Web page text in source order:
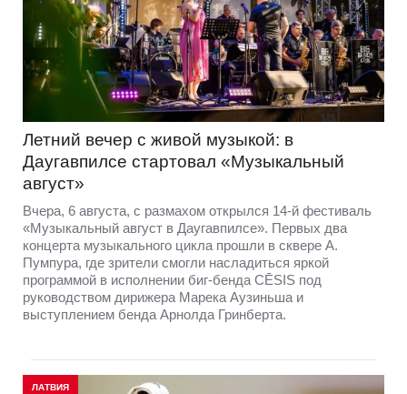
Летний вечер с живой музыкой: в
Даугавпилсе стартовал «Музыкальный
август»
Вчера, 6 августа, с размахом открылся 14-й фестиваль
«Музыкальный август в Даугавпилсе». Первых два
концерта музыкального цикла прошли в сквере А.
Пумпура, где зрители смогли насладиться яркой
программой в исполнении биг-бенда CĒSIS под
руководством дирижера Марека Аузиньша и
выступлением бенда Арнолда Гринберта.
ЛАТВИЯ